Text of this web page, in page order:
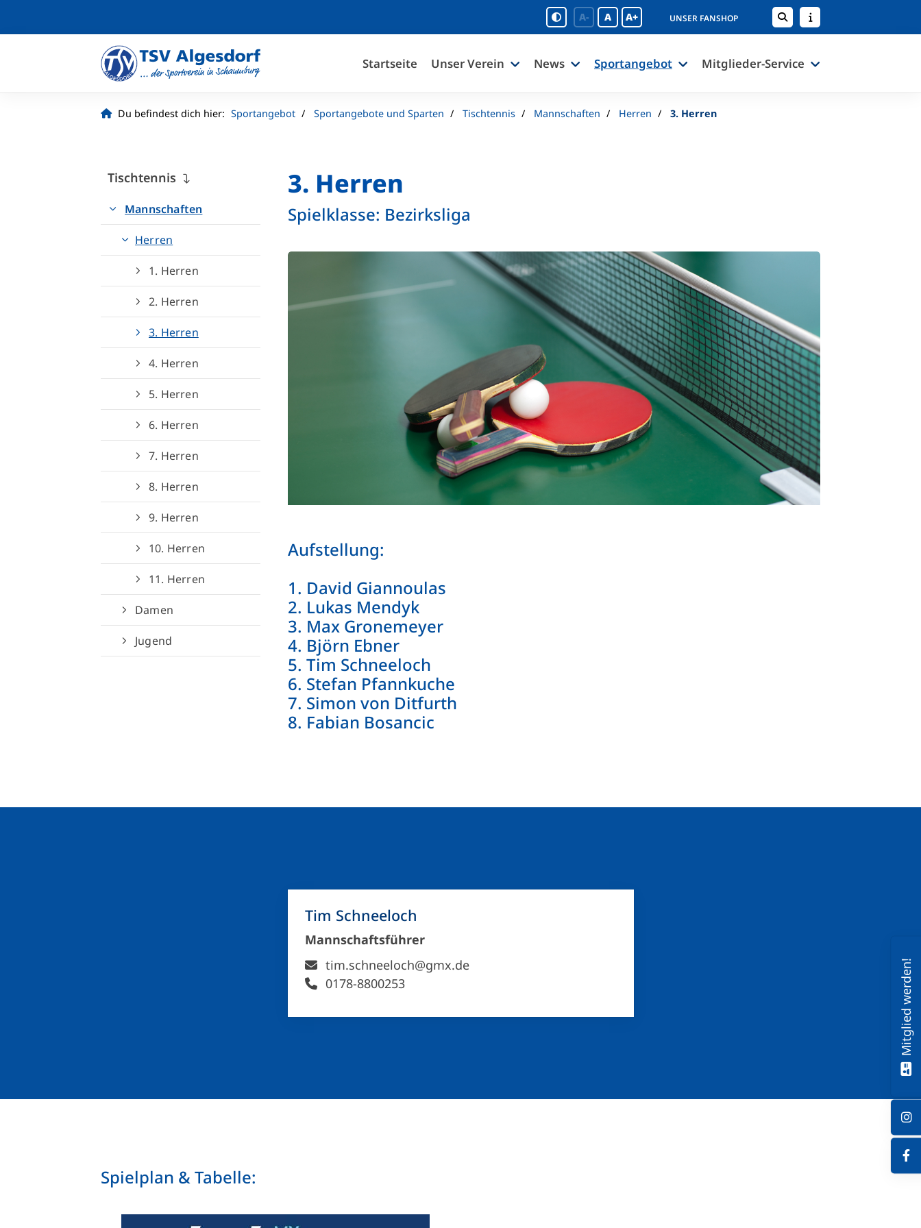
A- A A+ UNSER FANSHOP
Startseite Unser Verein News Sportangebot Mitglieder-Service
Du befindest dich hier: Sportangebot Sportangebote und Sparten Tischtennis Mannschaften Herren 3. Herren
3. Herren
Spielklasse: Bezirksliga
Aufstellung:
1. David Giannoulas
2. Lukas Mendyk
3. Max Gronemeyer
4. Björn Ebner
5. Tim Schneeloch
6. Stefan Pfannkuche
7. Simon von Ditfurth
8. Fabian Bosancic
Tischtennis
Mannschaften
Herren
1. Herren
2. Herren
3. Herren
4. Herren
5. Herren
6. Herren
7. Herren
8. Herren
9. Herren
10. Herren
11. Herren
Damen
Jugend
Tim Schneeloch
Mannschaftsführer
tim.schneeloch@gmx.de
0178-8800253
Spielplan & Tabelle:
Mitglied werden!